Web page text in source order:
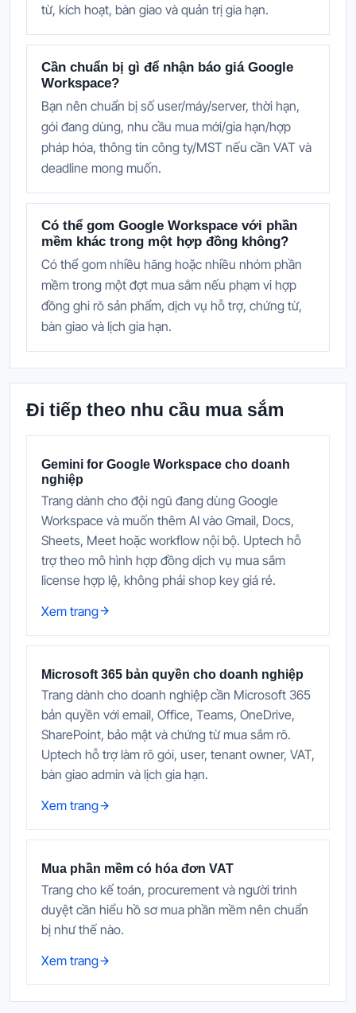
từ, kích hoạt, bàn giao và quản trị gia hạn.
Cần chuẩn bị gì để nhận báo giá Google
Workspace?
Bạn nên chuẩn bị số user/máy/server, thời hạn,
gói đang dùng, nhu cầu mua mới/gia hạn/hợp
pháp hóa, thông tin công ty/MST nếu cần VAT và
deadline mong muốn.
Có thể gom Google Workspace với phần
mềm khác trong một hợp đồng không?
Có thể gom nhiều hãng hoặc nhiều nhóm phần
mềm trong một đợt mua sắm nếu phạm vi hợp
đồng ghi rõ sản phẩm, dịch vụ hỗ trợ, chứng từ,
bàn giao và lịch gia hạn.
Đi tiếp theo nhu cầu mua sắm
Gemini for Google Workspace cho doanh
nghiệp
Trang dành cho đội ngũ đang dùng Google
Workspace và muốn thêm AI vào Gmail, Docs,
Sheets, Meet hoặc workflow nội bộ. Uptech hỗ
trợ theo mô hình hợp đồng dịch vụ mua sắm
license hợp lệ, không phải shop key giá rẻ.
Xem trang
Microsoft 365 bản quyền cho doanh nghiệp
Trang dành cho doanh nghiệp cần Microsoft 365
bản quyền với email, Office, Teams, OneDrive,
SharePoint, bảo mật và chứng từ mua sắm rõ.
Uptech hỗ trợ làm rõ gói, user, tenant owner, VAT,
bàn giao admin và lịch gia hạn.
Xem trang
Mua phần mềm có hóa đơn VAT
Trang cho kế toán, procurement và người trình
duyệt cần hiểu hồ sơ mua phần mềm nên chuẩn
bị như thế nào.
Xem trang